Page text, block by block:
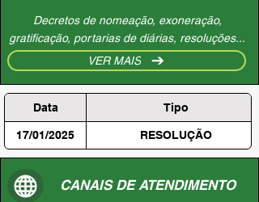
Decretos de nomeação, exoneração,
gratificação, portarias de diárias, resoluções...
VER MAIS
Data Tipo
17/01/2025 RESOLUÇÃO
CANAIS DE ATENDIMENTO